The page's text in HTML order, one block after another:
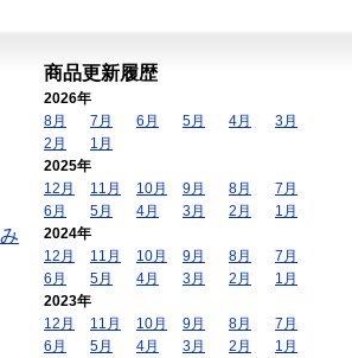
商品更新履歴
2026年
8月
7月 6月 5月 4月
3月
2月
1月
2025年
12月
11月 10月 9月 8月
7月
6月
5月 4月 3月 2月
1月
2024年
12月
11月 10月 9月 8月
7月
6月
5月 4月 3月 2月
1月
2023年
12月
11月 10月 9月 8月
7月
6月
5月 4月 3月 2月
1月